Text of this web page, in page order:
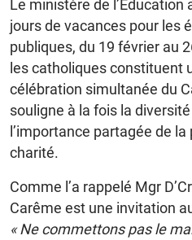
Le ministère de
jours de vacances pour les
publiques, du 19 février au
les catholiques constituent
célébration simultanée du
souligne à la fois la
l’importance partagée de
charité.
Comme l’a rappelé Mgr
Carême est une invitation
« Ne commettons pas le